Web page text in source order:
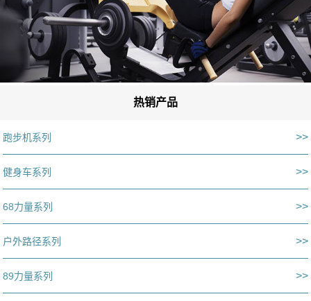
热销产品
跑步机系列 >>
健身车系列 >>
68力量系列 >>
户外路径系列 >>
89力量系列 >>